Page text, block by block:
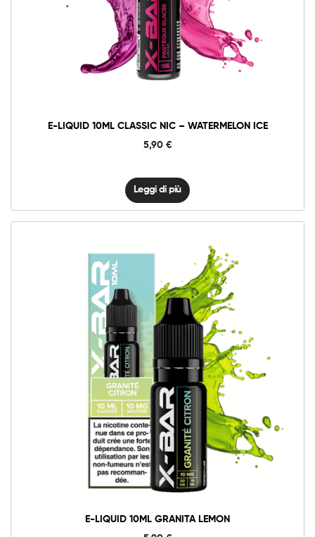
E-LIQUID 10ML CLASSIC NIC – WATERMELON ICE
5,90 €
Leggi di più
E-LIQUID 10ML GRANITA LEMON